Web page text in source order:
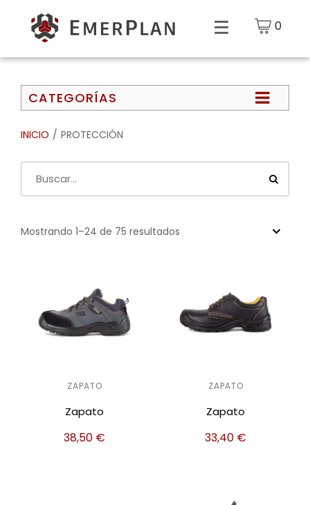
0
CATEGORÍAS
INICIO / PROTECCIÓN
Mostrando 1–24 de 75 resultados
ZAPATO
Zapato
38,50 €
ZAPATO
Zapato
33,40 €